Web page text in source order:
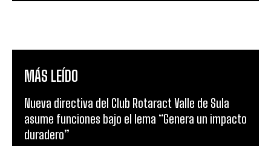
MÁS LEÍDO
Nueva directiva del Club Rotaract Valle de Sula
asume funciones bajo el lema “Genera un impacto
duradero”